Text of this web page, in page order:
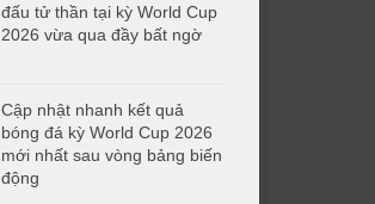
đấu tử thần tại kỳ World Cup
2026 vừa qua đầy bất ngờ
Cập nhật nhanh kết quả
bóng đá kỳ World Cup 2026
mới nhất sau vòng bảng biến
động